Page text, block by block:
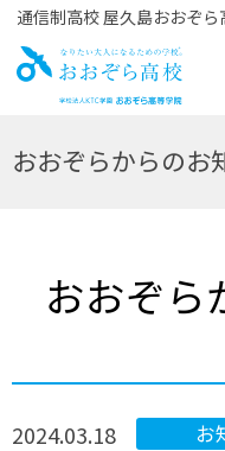
通信制高校 屋久島おおぞ
お
おおぞらからのお
おおぞら
2024.03.18 お